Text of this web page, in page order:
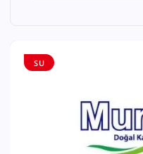
SU